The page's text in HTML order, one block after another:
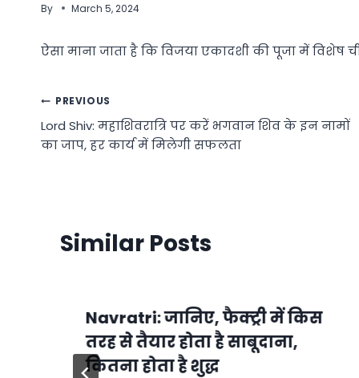
By March 5, 2024
ऐसा माना जाता है कि विजया एकादशी की पूजा में विशेष
Post
navigation
PREVIOUS
Lord Shiv: महाशिवरात्रि पर करें भगवान शिव के इन नामों
का जाप, हर कार्य में मिलेगी सफलता
Similar Posts
Navratri: जानिए, फैक्ट्री में किस
तरह से तैयार होता है साबूदाना,
कितना होता है शुद्ध